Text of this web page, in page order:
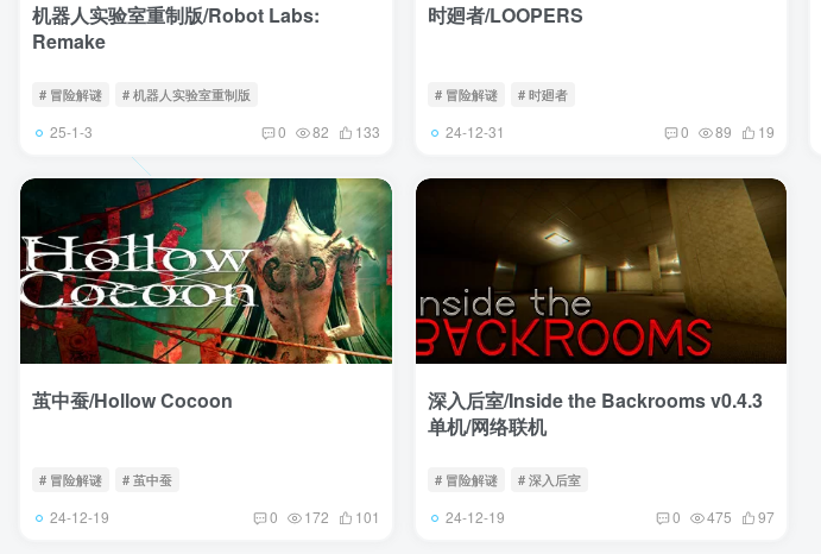
机器人实验室重制版/Robot Labs:
Remake
# 冒险解谜 # 机器人实验室重制版
25-1-3 0 82 133
时廻者/LOOPERS
# 冒险解谜 # 时廻者
24-12-31 0 89 19
茧中蚕/Hollow Cocoon
# 冒险解谜 # 茧中蚕
24-12-19 0 172 101
深入后室/Inside the Backrooms v0.4.3
单机/网络联机
# 冒险解谜 # 深入后室
24-12-19 0 475 97